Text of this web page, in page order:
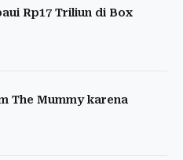
Rp17 Triliun di Box
The Mummy karena